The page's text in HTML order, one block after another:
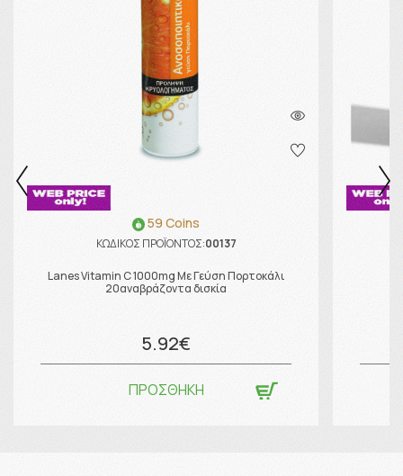
59 Coins
ΚΩΔΙΚΟΣ ΠΡΟΪΟΝΤΟΣ:00137
Lanes Vitamin C 1000mg Με Γεύση Πορτοκάλι
20αναβράζοντα δισκία
5.92€
ΠΡΟΣΘΗΚΗ